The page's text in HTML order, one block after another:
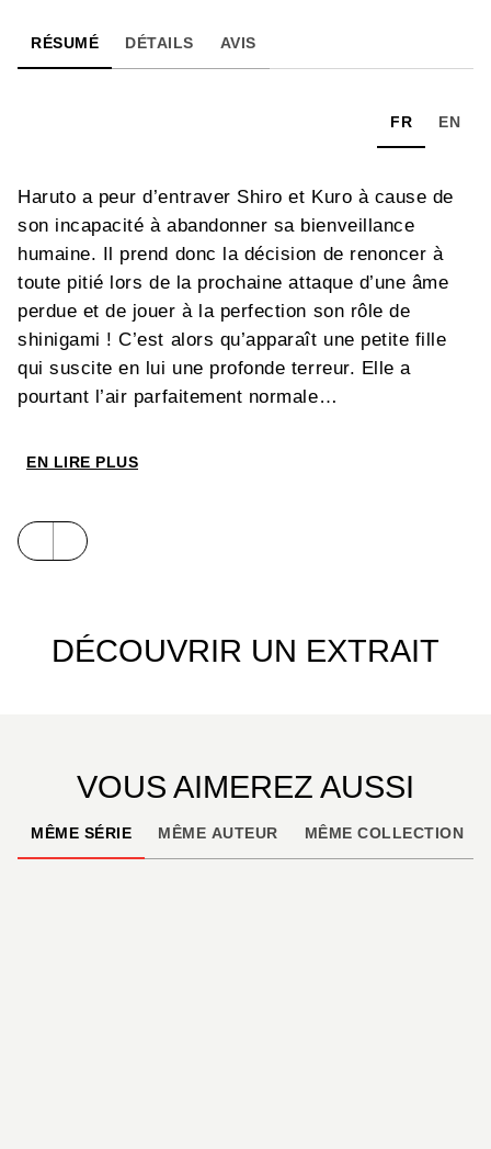
RÉSUMÉ DÉTAILS AVIS
FR EN
Haruto a peur d’entraver Shiro et Kuro à cause de
son incapacité à abandonner sa bienveillance
humaine. Il prend donc la décision de renoncer à
toute pitié lors de la prochaine attaque d’une âme
perdue et de jouer à la perfection son rôle de
shinigami ! C’est alors qu’apparaît une petite fille
qui suscite en lui une profonde terreur. Elle a
pourtant l’air parfaitement normale…
EN LIRE PLUS
DÉCOUVRIR UN EXTRAIT
VOUS AIMEREZ AUSSI
MÊME SÉRIE MÊME AUTEUR MÊME COLLECTION